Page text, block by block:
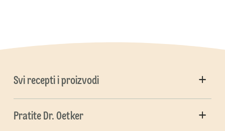
Svi recepti i proizvodi
Pratite Dr. Oetker